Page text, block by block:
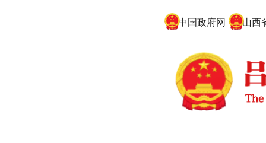
中国政府网 山西省